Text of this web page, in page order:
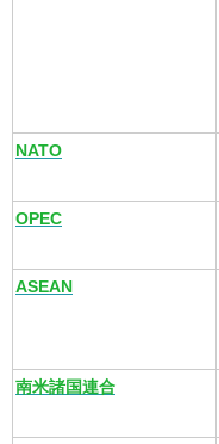
NATO
OPEC
ASEAN
南米諸国連合